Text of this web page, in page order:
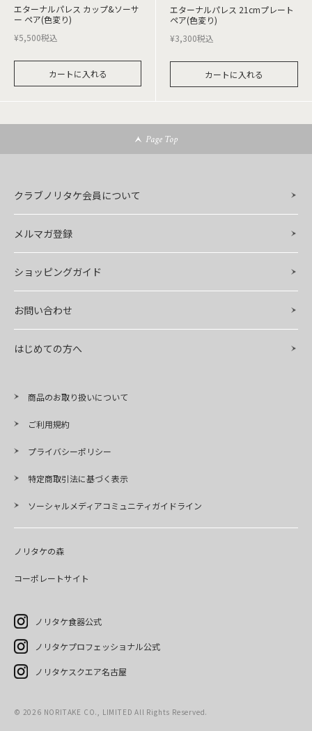
エターナルパレス カップ&ソーサ
ー ペア(色変り)
¥5,500税込
カートに入れる
エターナルパレス 21cmプレート
ペア(色変り)
¥3,300税込
カートに入れる
Page Top
クラブノリタケ会員について
メルマガ登録
ショッピングガイド
お問い合わせ
はじめての方へ
商品のお取り扱いについて
ご利用規約
プライバシーポリシー
特定商取引法に基づく表示
ソーシャルメディアコミュニティガイドライン
ノリタケの森
コーポレートサイト
ノリタケ食器公式
ノリタケプロフェッショナル公式
ノリタケスクエア名古屋
© 2026 NORITAKE CO., LIMITED All Rights Reserved.